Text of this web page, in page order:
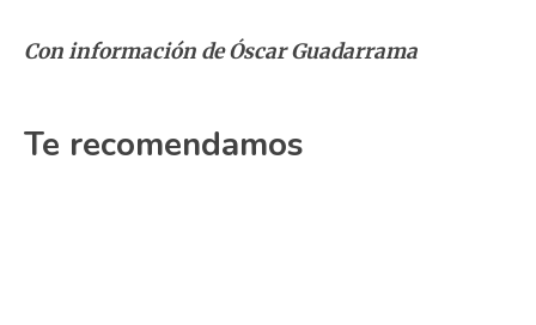
Con información de Óscar Guadarrama
Te recomendamos